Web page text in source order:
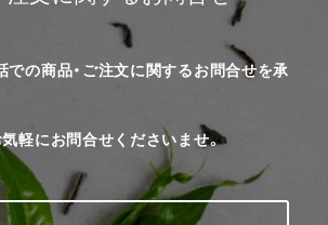
での商品・ご注文に関するお問合せを承
気軽にお問合せくださいませ。